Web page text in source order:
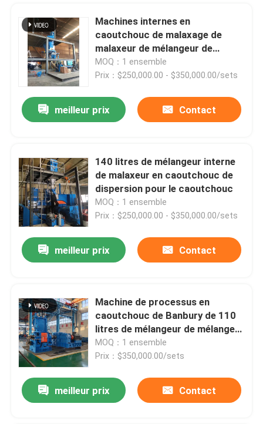
Machines internes en
caoutchouc de malaxage de
malaxeur de mélangeur de
mélangeur en caoutchouc de
Banbury
MOQ：1 ensemble
Prix：$250,000.00 - $350,000.00/sets
meilleur prix Contact
140 litres de mélangeur interne
de malaxeur en caoutchouc de
dispersion pour le caoutchouc
MOQ：1 ensemble
Prix：$250,000.00 - $350,000.00/sets
meilleur prix Contact
Machine de processus en
caoutchouc de Banbury de 110
litres de mélangeur de mélangeur
interne en caoutchouc en lots
MOQ：1 ensemble
Prix：$350,000.00/sets
meilleur prix Contact